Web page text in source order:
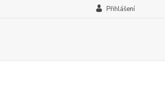
Přihlášení